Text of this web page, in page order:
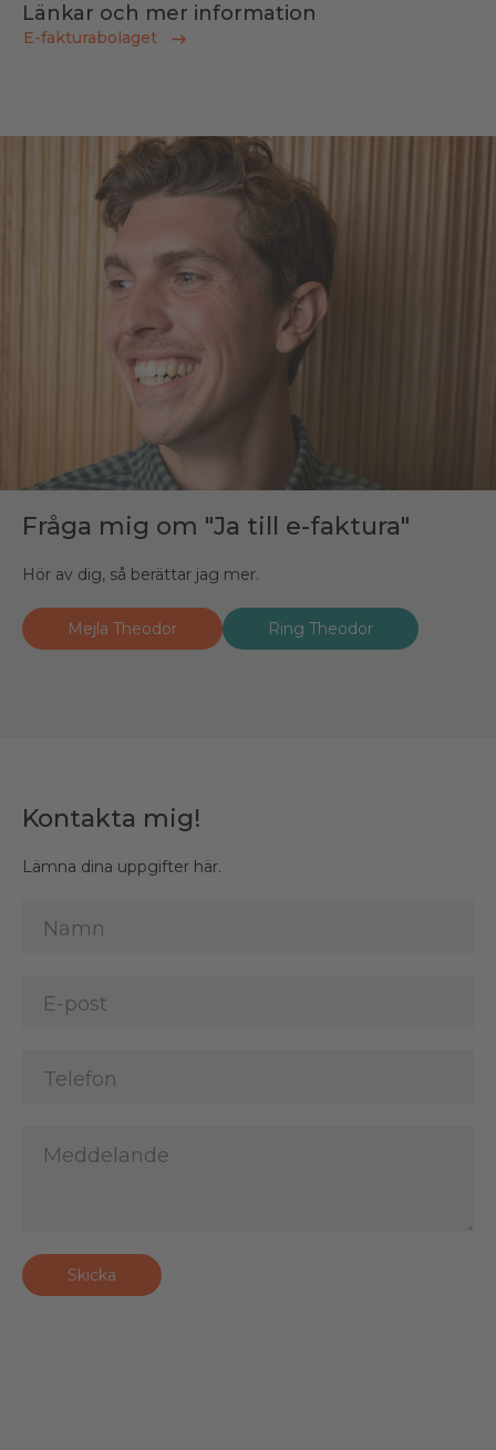
Länkar och mer information
E-fakturabolaget
Fråga mig om "Ja till e-faktura"
Hör av dig, så berättar jag mer.
Mejla Theodor Ring Theodor
Kontakta mig!
Lämna dina uppgifter här.